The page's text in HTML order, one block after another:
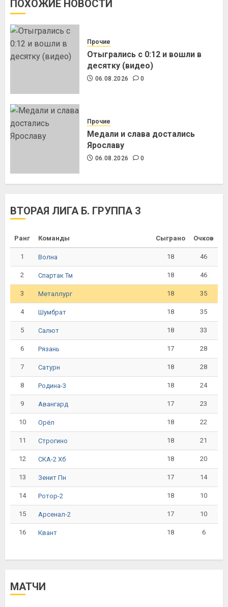
ПОХОЖИЕ НОВОСТИ
Прочие
Отыгрались с 0:12 и вошли в
десятку (видео)
06.08.2026 0
Прочие
Медали и слава достались
Ярославу
06.08.2026 0
ВТОРАЯ ЛИГА Б. ГРУППА 3
Ранг Команды Сыграно Очков
1 Волна 18 46
2 Спартак Тм 18 46
3 Металлург 18 35
4 Шумбрат 18 35
5 Салют 18 33
6 Рязань 17 28
7 Сатурн 18 28
8 Родина-3 18 24
9 Авангард 17 23
10 Орёл 18 22
11 Строгино 18 21
12 СКА-2 Хб 18 20
13 Зенит Пн 17 14
14 Ротор-2 18 10
15 Арсенал-2 17 10
16 Квант 18 6
МАТЧИ